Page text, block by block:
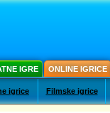
IGRE ONLINE IGRICE
igrice Filmske igrice